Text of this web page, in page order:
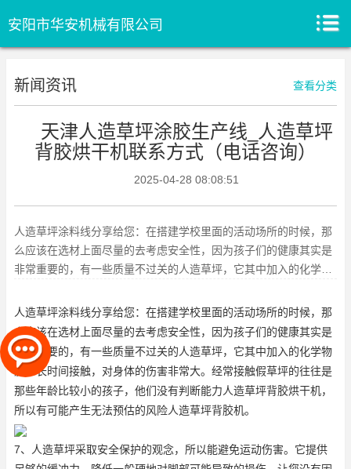
安阳市华安机械有限公司
新闻资讯 查看分类
天津人造草坪涂胶生产线_人造草坪
背胶烘干机联系方式（电话咨询）
2025-04-28 08:08:51
人造草坪涂料线分享给您：在搭建学校里面的活动场所的时候，那
么应该在选材上面尽量的去考虑安全性，因为孩子们的健康其实是
非常重要的，有一些质量不过关的人造草坪，它其中加入的化学物
人造草坪涂料线分享给您：在搭建学校里面的活动场所的时候，那
么应该在选材上面尽量的去考虑安全性，因为孩子们的健康其实是
非常重要的，有一些质量不过关的人造草坪，它其中加入的化学物
质，长时间接触，对身体的伤害非常大。经常接触假草坪的往往是
那些年龄比较小的孩子，他们没有判断能力人造草坪背胶烘干机，
所以有可能产生无法预估的风险人造草坪背胶机。
7、人造草坪采取安全保护的观念，所以能避免运动伤害。它提供